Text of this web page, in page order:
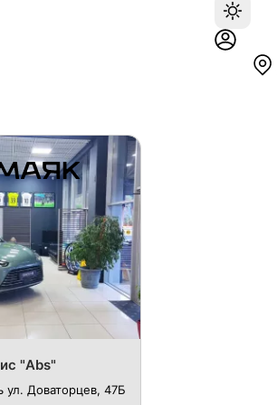
"Abs"
ул. Доваторцев, 47Б